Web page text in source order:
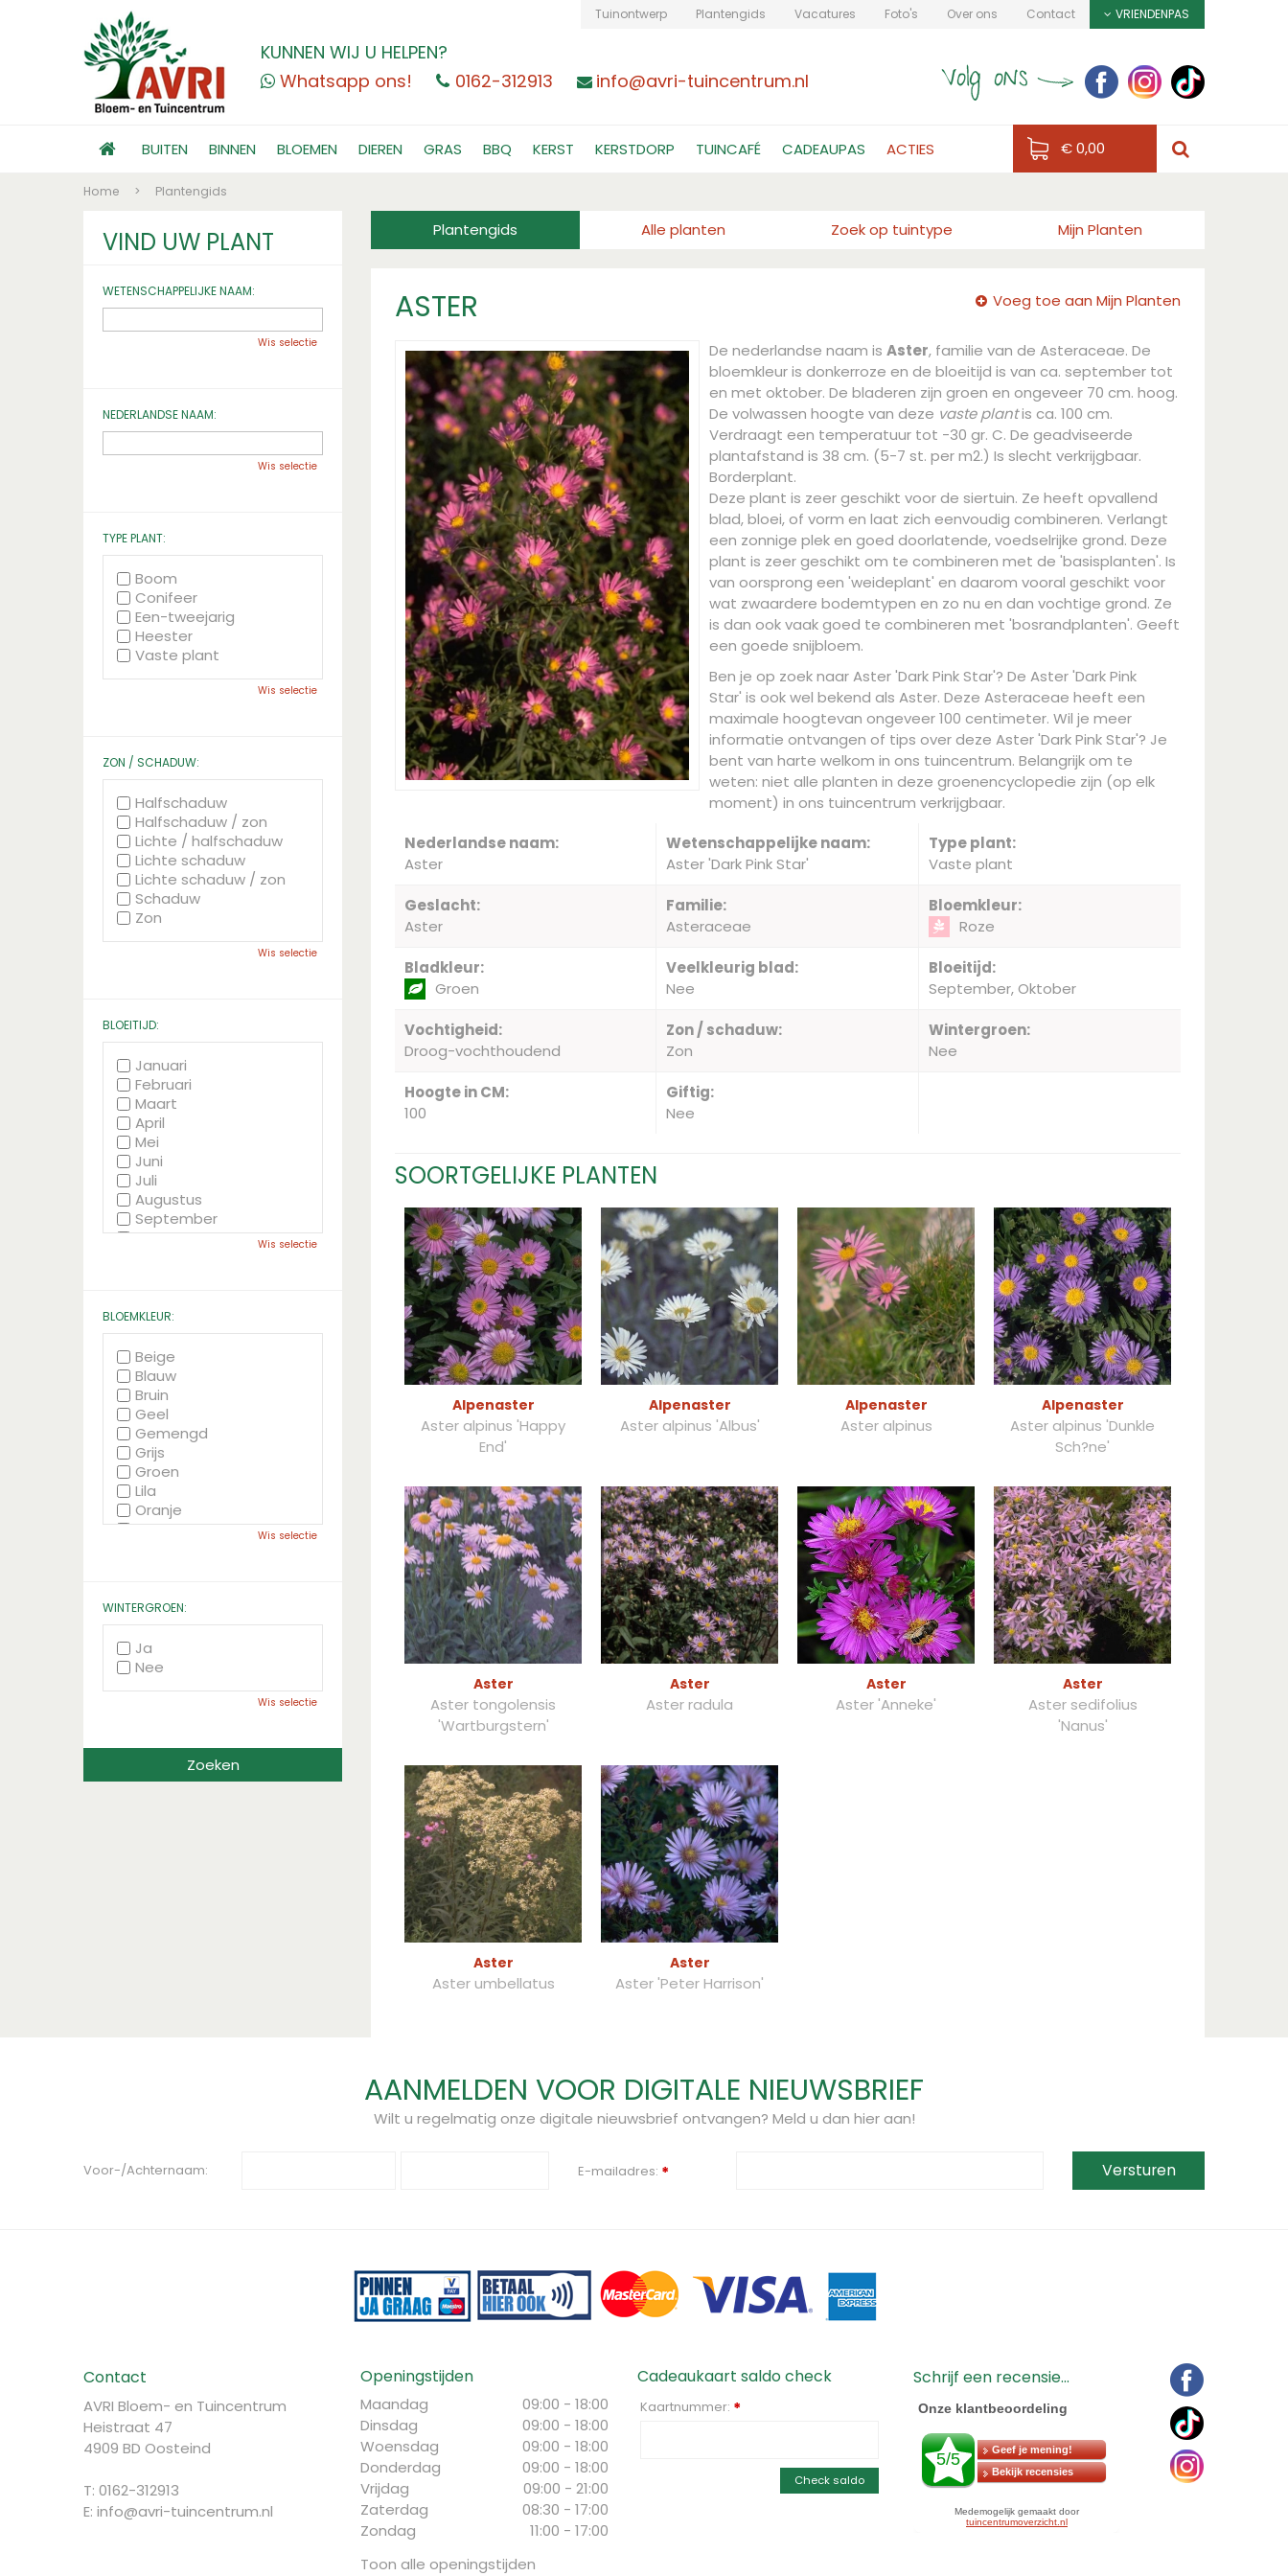
Home > Plantengids
KUNNEN WIJ U HELPEN?
Whatsapp ons!
0162-312913 info@avri-tuincentrum.nl
Tuinontwerp Plantengids Vacatures Foto's Over ons Contact VRIENDENPAS
BUITEN BINNEN BLOEMEN DIEREN GRAS BBQ KERST KERSTDORP TUINCAFÉ CADEAUPAS ACTIES € 0,00
Plantengids Alle planten Zoek op tuintype Mijn Planten
ASTER Voeg toe aan Mijn Planten
De nederlandse naam is Aster, familie van de Asteraceae. De
bloemkleur is donkerroze en de bloeitijd is van ca. september tot
en met oktober. De bladeren zijn groen en ongeveer 70 cm. hoog.
De volwassen hoogte van deze vaste plantis ca. 100 cm.
Verdraagt een temperatuur tot -30 gr. C. De geadviseerde
plantafstand is 38 cm. (5-7 st. per m2.) Is slecht verkrijgbaar.
Borderplant.
Deze plant is zeer geschikt voor de siertuin. Ze heeft opvallend
blad, bloei, of vorm en laat zich eenvoudig combineren. Verlangt
een zonnige plek en goed doorlatende, voedselrijke grond. Deze
plant is zeer geschikt om te combineren met de 'basisplanten'. Is
van oorsprong een 'weideplant' en daarom vooral geschikt voor
wat zwaardere bodemtypen en zo nu en dan vochtige grond. Ze
is dan ook vaak goed te combineren met 'bosrandplanten'. Geeft
een goede snijbloem.
Ben je op zoek naar Aster 'Dark Pink Star'? De Aster 'Dark Pink
Star' is ook wel bekend als Aster. Deze Asteraceae heeft een
maximale hoogtevan ongeveer 100 centimeter. Wil je meer
informatie ontvangen of tips over deze Aster 'Dark Pink Star'? Je
bent van harte welkom in ons tuincentrum. Belangrijk om te
weten: niet alle planten in deze groenencyclopedie zijn (op elk
moment) in ons tuincentrum verkrijgbaar.
Nederlandse naam:
Aster
Wetenschappelijke naam:
Aster 'Dark Pink Star'
Type plant:
Vaste plant
Geslacht:
Aster
Familie:
Asteraceae
Bloemkleur:
Roze
Bladkleur:
Groen
Veelkleurig blad:
Nee
Bloeitijd:
September, Oktober
Vochtigheid:
Droog-vochthoudend
Zon / schaduw:
Zon
Wintergroen:
Nee
Hoogte in CM:
100
Giftig:
Nee
SOORTGELIJKE PLANTEN
Alpenaster
Aster alpinus 'Happy
End'
Alpenaster
Aster alpinus 'Albus'
Alpenaster
Aster alpinus
Alpenaster
Aster alpinus 'Dunkle
Sch?ne'
Aster
Aster tongolensis
'Wartburgstern'
Aster
Aster radula
Aster
Aster 'Anneke'
Aster
Aster sedifolius
'Nanus'
Aster
Aster umbellatus
Aster
Aster 'Peter Harrison'
VIND UW PLANT
WETENSCHAPPELIJKE NAAM:
Wis selectie
NEDERLANDSE NAAM:
Wis selectie
TYPE PLANT:
Boom
Conifeer
Een-tweejarig
Heester
Vaste plant
Wis selectie
ZON / SCHADUW:
Halfschaduw
Halfschaduw / zon
Lichte / halfschaduw
Lichte schaduw
Lichte schaduw / zon
Schaduw
Zon
Wis selectie
BLOEITIJD:
Januari
Februari
Maart
April
Mei
Juni
Juli
Augustus
September
Oktober
Wis selectie
BLOEMKLEUR:
Beige
Blauw
Bruin
Geel
Gemengd
Grijs
Groen
Lila
Oranje
Paars
Zwart
Wis selectie
WINTERGROEN:
Ja
Nee
Wis selectie
AANMELDEN VOOR DIGITALE NIEUWSBRIEF
Wilt u regelmatig onze digitale nieuwsbrief ontvangen? Meld u dan hier aan!
Voor-/Achternaam: E-mailadres: *
Contact
AVRI Bloem- en Tuincentrum
Heistraat 47
4909 BD Oosteind
T: 0162-312913
E: info@avri-tuincentrum.nl
Openingstijden
Maandag
09:00 - 18:00
Dinsdag
09:00 - 18:00
Woensdag
09:00 - 18:00
Donderdag
09:00 - 18:00
Vrijdag
09:00 - 21:00
Zaterdag
08:30 - 17:00
Zondag
11:00 - 17:00
Toon alle openingstijden
Cadeaukaart saldo check
Kaartnummer: *
Check saldo
Schrijf een recensie...